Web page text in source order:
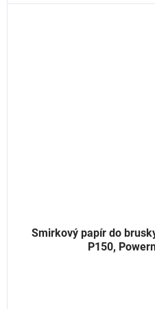
Smirkový papír do
P150,